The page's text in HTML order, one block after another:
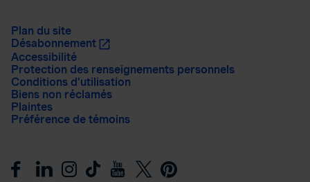
Plan du site
Désabonnement
Accessibilité
Protection des renseignements personnels
Conditions d’utilisation
Biens non réclamés
Plaintes
Préférence de témoins